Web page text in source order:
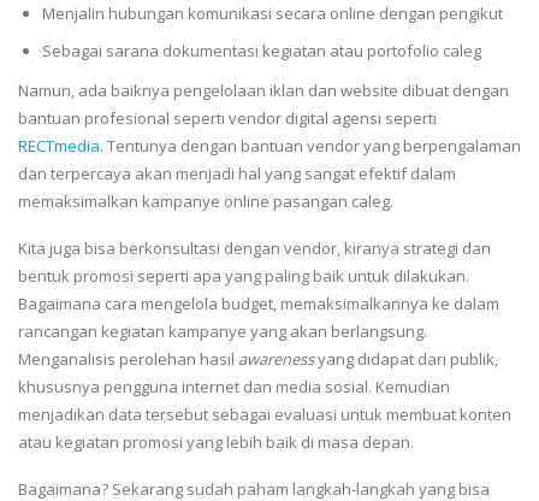
Menjalin hubungan komunikasi secara online dengan pengikut
Sebagai sarana dokumentasi kegiatan atau portofolio caleg
Namun, ada baiknya pengelolaan iklan dan website dibuat dengan
bantuan profesional seperti vendor digital agensi seperti
RECTmedia. Tentunya dengan bantuan vendor yang berpengalaman
dan terpercaya akan menjadi hal yang sangat efektif dalam
memaksimalkan kampanye online pasangan caleg.
Kita juga bisa berkonsultasi dengan vendor, kiranya strategi dan
bentuk promosi seperti apa yang paling baik untuk dilakukan.
Bagaimana cara mengelola budget, memaksimalkannya ke dalam
rancangan kegiatan kampanye yang akan berlangsung.
Menganalisis perolehan hasil awarenessyang didapat dari publik,
khususnya pengguna internet dan media sosial. Kemudian
menjadikan data tersebut sebagai evaluasi untuk membuat konten
atau kegiatan promosi yang lebih baik di masa depan.
Bagaimana? Sekarang sudah paham langkah-langkah yang bisa